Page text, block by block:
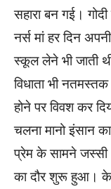
सहारा बन गई।
नर्स मां हर दिन
स्कूल लेने भी जाती
विधाता भी नतमस्तक
होने पर विवश कर
चलना मानो इंसान
प्रेम के सामने जस्सी
का दौर शुरू हुआ।